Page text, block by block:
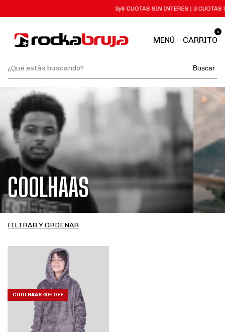
3y6 CUOTAS SIN INTERES | 3 CUOTAS
MENÚ CARRITO
0
Buscar
COOLHAAS
FILTRAR Y ORDENAR
COOLHAAS 40% OFF